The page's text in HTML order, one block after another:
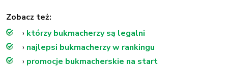
Zobacz też:
› którzy bukmacherzy są legalni
› najlepsi bukmacherzy w rankingu
› promocje bukmacherskie na start